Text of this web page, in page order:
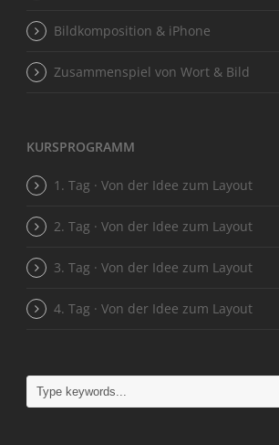
Bildkomposition & iPhone
Zusammenspiel von Wort & Bild
KURSPROGRAMM
1. Tag · Von der Idee zum Layout
2. Tag · Von der Idee zum Layout
3. Tag · Von der Idee zum Layout
4. Tag · Von der Idee zum Layout